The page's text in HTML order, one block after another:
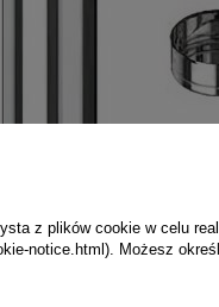
z plików cookie w celu
notice.html). Możesz